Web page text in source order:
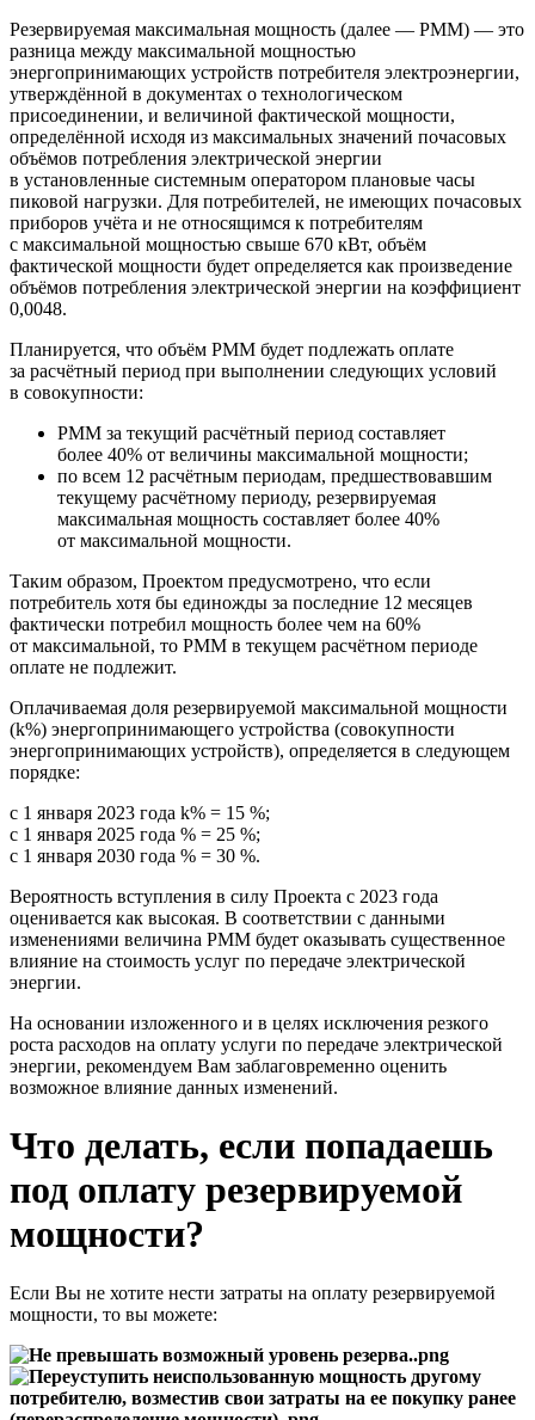
Резервируемая максимальная мощность (далее — РММ) — это
разница между максимальной мощностью
энергопринимающих устройств потребителя электроэнергии,
утверждённой в документах о технологическом
присоединении, и величиной фактической мощности,
определённой исходя из максимальных значений почасовых
объёмов потребления электрической энергии
в установленные системным оператором плановые часы
пиковой нагрузки. Для потребителей, не имеющих почасовых
приборов учёта и не относящимся к потребителям
с максимальной мощностью свыше 670 кВт, объём
фактической мощности будет определяется как произведение
объёмов потребления электрической энергии на коэффициент
0,0048.
Планируется, что объём РММ будет подлежать оплате
за расчётный период при выполнении следующих условий
в совокупности:
РММ за текущий расчётный период составляет
более 40% от величины максимальной мощности;
по всем 12 расчётным периодам, предшествовавшим
текущему расчётному периоду, резервируемая
максимальная мощность составляет более 40%
от максимальной мощности.
Таким образом, Проектом предусмотрено, что если
потребитель хотя бы единожды за последние 12 месяцев
фактически потребил мощность более чем на 60%
от максимальной, то РММ в текущем расчётном периоде
оплате не подлежит.
Оплачиваемая доля резервируемой максимальной мощности
(k%) энергопринимающего устройства (совокупности
энергопринимающих устройств), определяется в следующем
порядке:
с 1 января 2023 года k% = 15 %;
с 1 января 2025 года % = 25 %;
с 1 января 2030 года % = 30 %.
Вероятность вступления в силу Проекта с 2023 года
оценивается как высокая. В соответствии с данными
изменениями величина РММ будет оказывать существенное
влияние на стоимость услуг по передаче электрической
энергии.
На основании изложенного и в целях исключения резкого
роста расходов на оплату услуги по передаче электрической
энергии, рекомендуем Вам заблаговременно оценить
возможное влияние данных изменений.
Что делать, если попадаешь
под оплату резервируемой
мощности?
Если Вы не хотите нести затраты на оплату резервируемой
мощности, то вы можете: